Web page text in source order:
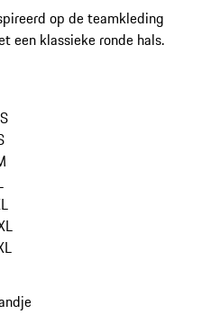
op de teamkleding
een klassieke ronde hals.